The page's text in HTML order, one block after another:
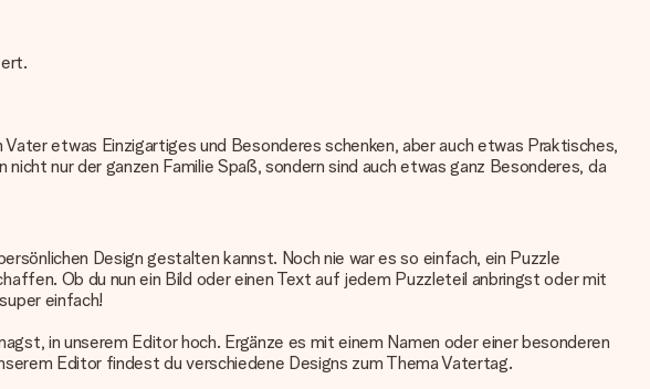
etwas Einzigartiges und Besonderes schenken, aber auch etwas Praktisches,
nur der ganzen Familie Spaß, sondern sind auch etwas ganz Besonderes, da
Design gestalten kannst. Noch nie war es so einfach, ein Puzzle
Ob du nun ein Bild oder einen Text auf jedem Puzzleteil anbringst oder mit
einfach!
in unserem Editor hoch. Ergänze es mit einem Namen oder einer besonderen
Editor findest du verschiedene Designs zum Thema Vatertag.